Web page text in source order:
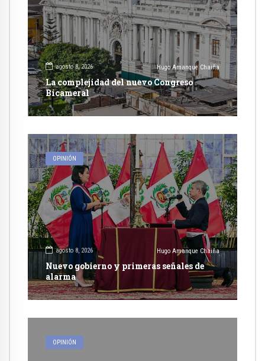
agosto 8, 2026 Hugo Amanque Chaiña
La complejidad del nuevo Congreso
Bicameral
OPINIÓN
agosto 8, 2026 Hugo Amanque Chaiña
Nuevo gobierno y primeras señales de
alarma
OPINIÓN